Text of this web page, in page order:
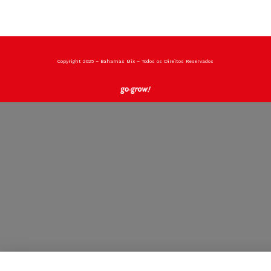
Copyright 2025 – Bahamas Mix – Todos os Direitos Reservados